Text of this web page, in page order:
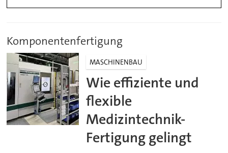
Komponentenfertigung
MASCHINENBAU
Wie effiziente und
flexible
Medizintechnik-
Fertigung gelingt